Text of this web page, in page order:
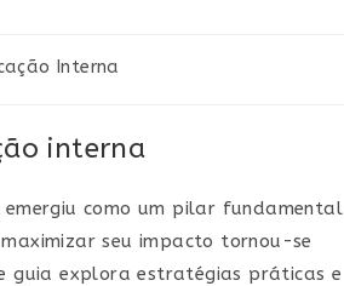
Interna
interna
emergiu como um pilar fundamental
seu impacto tornou-se
guia explora estratégias práticas e